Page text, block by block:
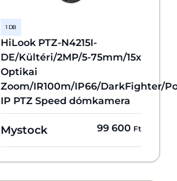
1 DB
HiLook PTZ-N4215I-
DE/Kültéri/2MP/5-75mm/15x
Optikai
Zoom/IR100m/IP66/DarkFighter/
IP PTZ Speed dómkamera
Mystock 99 600 Ft